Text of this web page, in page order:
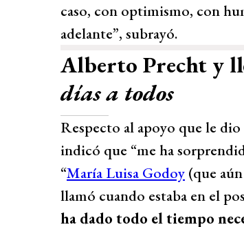
caso, con optimismo, con
adelante”, subrayó.
Alberto Precht y
días a todos
Respecto al apoyo que le
indicó que “me ha
“María Luisa Godoy (que
llamó cuando estaba en el
ha dado todo el tiempo